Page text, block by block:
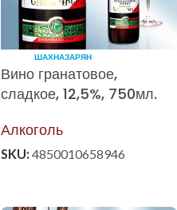
ШАХНАЗАРЯН
Вино гранатовое,
сладкое, 12,5%, 750мл.
Алкоголь
SKU: 4850010658946